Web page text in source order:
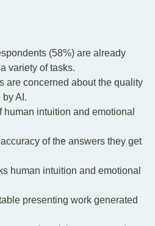
(58%) are already
variety of tasks.
are concerned about the quality
AI.
human intuition and emotional
of the answers they get
human intuition and emotional
presenting work generated